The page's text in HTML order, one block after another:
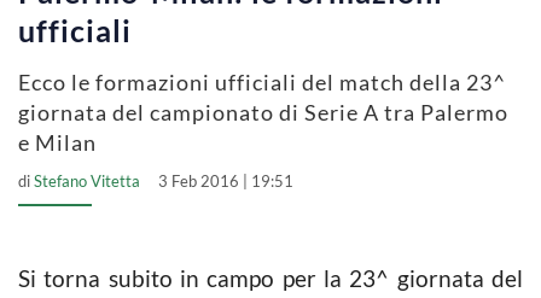
ufficiali
Ecco le formazioni ufficiali del match della 23^
giornata del campionato di Serie A tra Palermo
e Milan
diStefano Vitetta 3 Feb 2016 | 19:51
Si torna subito in campo per la 23^ giornata del